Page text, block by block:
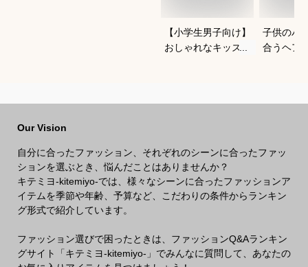
【小学生男子向け】
おしゃれなキッズジ
子供のパ
合うヘア
Our Vision
自分に合ったファッション、それぞれのシーンに合ったファッ
ションを選ぶとき、悩んだことはありませんか？
キテミヨ-kitemiyo-では、様々なシーンに合ったファッションア
イテムを季節や年齢、予算など、こだわりの条件からランキン
グ形式で紹介しています。
ファッション選びで困ったときは、ファッションQ&Aランキン
グサイト「キテミヨ-kitemiyo-」でみんなに質問して、あなたの